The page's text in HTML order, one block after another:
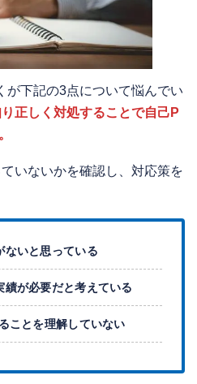
が下記の3点について悩んでい
正しく対処することで自己P
いないかを確認し、対応策を
ないと思っている
績が必要だと考えている
ことを理解していない